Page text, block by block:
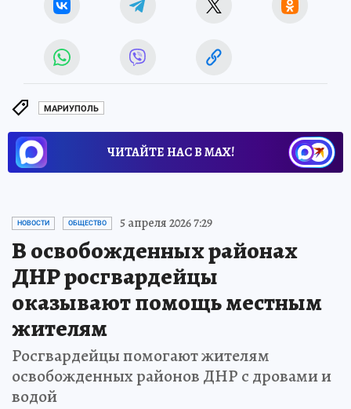
МАРИУПОЛЬ
ЧИТАЙТЕ НАС В МАХ!
НОВОСТИ ОБЩЕСТВО 5 апреля 2026 7:29
В освобожденных районах
ДНР росгвардейцы
оказывают помощь местным
жителям
Росгвардейцы помогают жителям
освобожденных районов ДНР с дровами и
водой